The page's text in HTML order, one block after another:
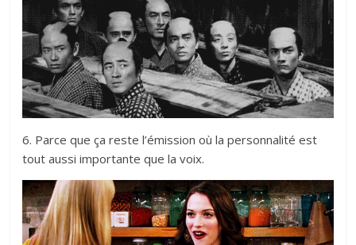
6. Parce que ça reste l’émission où la personnalité est
tout aussi importante que la voix.